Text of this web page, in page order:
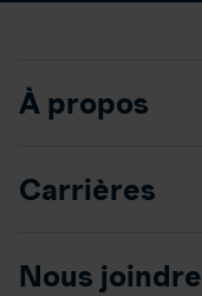
À propos
Carrières
Nous joindre